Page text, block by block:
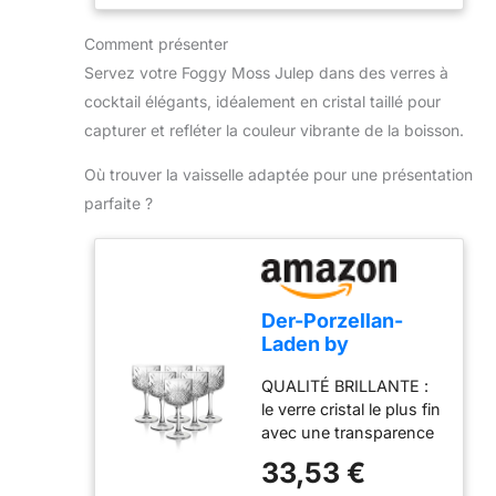
750ml convient aussi
créations modernes.
Emballé dans une boîte
élégante, ce kit complet
pour les amateurs de
débutant ou
expérimenté, il répond à
tous vos besoins en
de boissons créatives
Comment présenter
Servez votre Foggy Moss Julep dans des verres à
cocktail élégants, idéalement en cristal taillé pour
capturer et refléter la couleur vibrante de la boisson.
Où trouver la vaisselle adaptée pour une présentation
parfaite ?
Der-Porzellan-
Laden by
Timeless Lot de 6
verres à cocktail
en cristal taillés à
facettes Passe au
lave-vaisselle 490
QUALITÉ BRILLANTE :
le verre cristal le plus fin
avec une transparence
réfraction
33,53 €